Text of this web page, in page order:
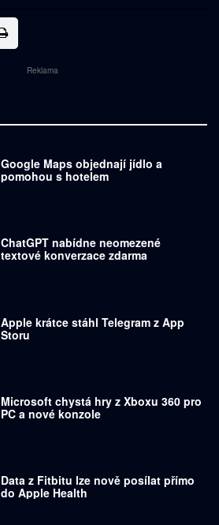
Reklama
Google Maps objednají jídlo a
pomohou s hotelem
ChatGPT nabídne neomezené
textové konverzace zdarma
Apple krátce stáhl Telegram z App
Storu
Microsoft chystá hry z Xboxu 360 pro
PC a nové konzole
Data z Fitbitu lze nově posílat přímo
do Apple Health